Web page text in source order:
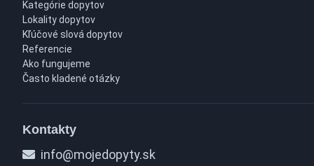
Kategórie dopytov
Lokality dopytov
Kľúčové slová dopytov
Referencie
Ako fungujeme
Často kladené otázky
Kontakty
info@mojedopyty.sk